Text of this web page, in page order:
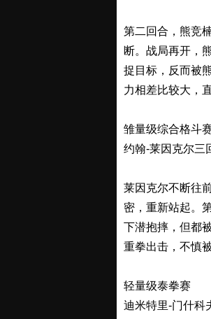
第二回合，熊竞
断。战局再开，
捉目标，反而被
力相差比较大，
雏量级综合格斗
约翰-莱因克尔三
莱因克尔不断往
密，重新站起。
下潜抱摔，但都
重拳出击，不慎
轻量级泰拳赛
迪米特里-门什科